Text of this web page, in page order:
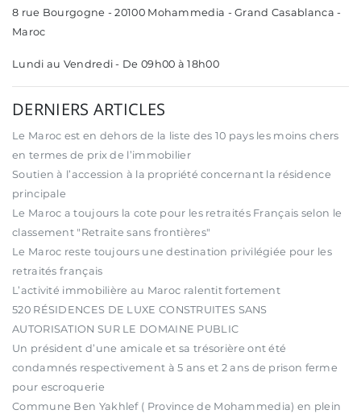
8 rue Bourgogne - 20100 Mohammedia - Grand Casablanca -
Maroc
Lundi au Vendredi - De 09h00 à 18h00
DERNIERS ARTICLES
Le Maroc est en dehors de la liste des 10 pays les moins chers
en termes de prix de l’immobilier
Soutien à l’accession à la propriété concernant la résidence
principale
Le Maroc a toujours la cote pour les retraités Français selon le
classement "Retraite sans frontières"
Le Maroc reste toujours une destination privilégiée pour les
retraités français
L’activité immobilière au Maroc ralentit fortement
520 RÉSIDENCES DE LUXE CONSTRUITES SANS
AUTORISATION SUR LE DOMAINE PUBLIC
Un président d’une amicale et sa trésorière ont été
condamnés respectivement à 5 ans et 2 ans de prison ferme
pour escroquerie
Commune Ben Yakhlef ( Province de Mohammedia) en plein